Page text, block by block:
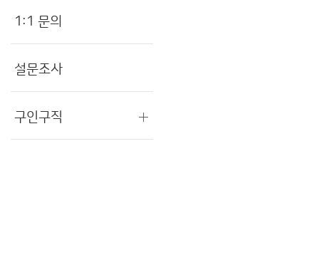
1:1 문의
설문조사
구인구직